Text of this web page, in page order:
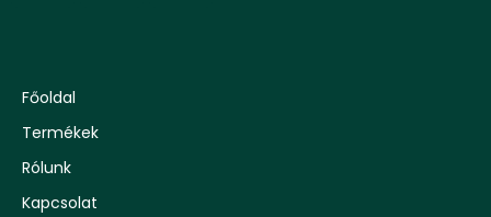
Főoldal
Termékek
Rólunk
Kapcsolat